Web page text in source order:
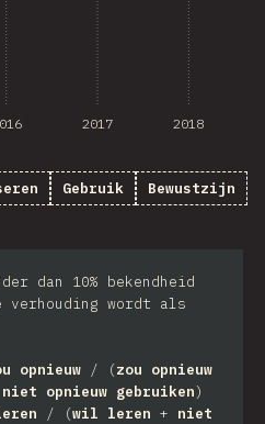
2017 2018
Gebruik Bewustzijn
dan 10% bekendheid
wordt als
opnieuw / (zou opnieuw
opnieuw gebruiken)
/ (wil leren + niet